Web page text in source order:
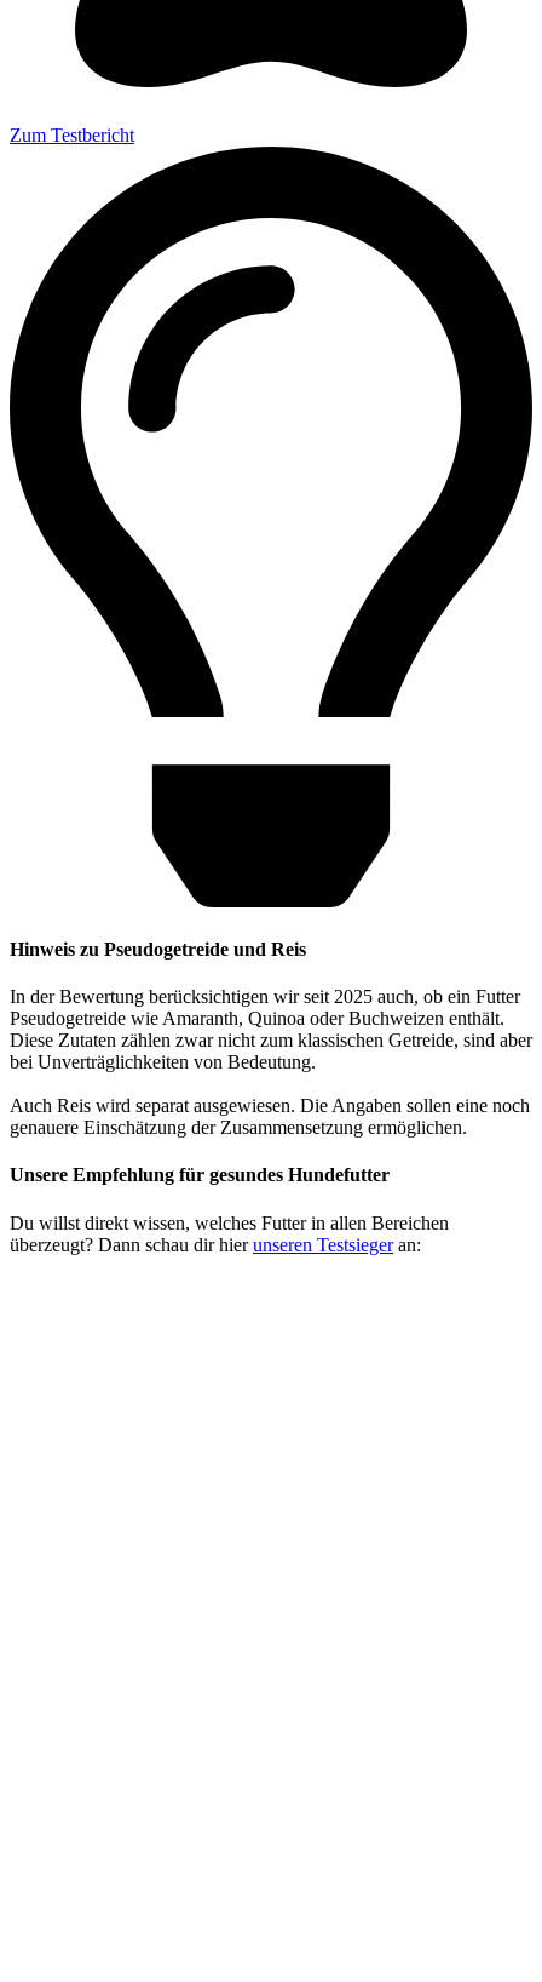
Zum Testbericht
Hinweis zu Pseudogetreide und Reis
In der Bewertung berücksichtigen wir seit 2025 auch, ob ein Futter
Pseudogetreide wie Amaranth, Quinoa oder Buchweizen enthält.
Diese Zutaten zählen zwar nicht zum klassischen Getreide, sind aber
bei Unverträglichkeiten von Bedeutung.
Auch Reis wird separat ausgewiesen. Die Angaben sollen eine noch
genauere Einschätzung der Zusammensetzung ermöglichen.
Unsere Empfehlung für gesundes Hundefutter
Du willst direkt wissen, welches Futter in allen Bereichen
überzeugt? Dann schau dir hierunseren Testsiegeran: